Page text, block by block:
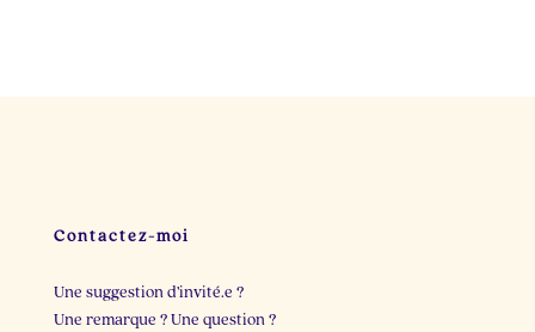
Contactez-moi
Une suggestion d’invité.e ?
Une remarque ? Une question ?